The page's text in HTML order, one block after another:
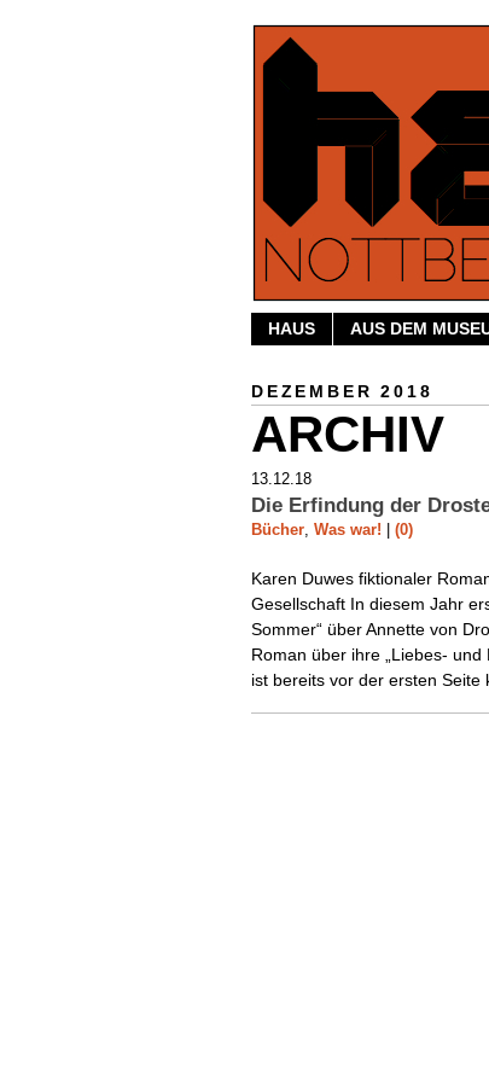
HAUS AUS DEM
DEZEMBER 2018
ARCHIV
13.12.18
Die Erfindung der
Bücher, Was war! (0)
Karen Duwes fiktionaler
Gesellschaft In diesem Jahr
Sommer“ über Annette von
Roman über ihre „Liebes- und
ist bereits vor der ersten